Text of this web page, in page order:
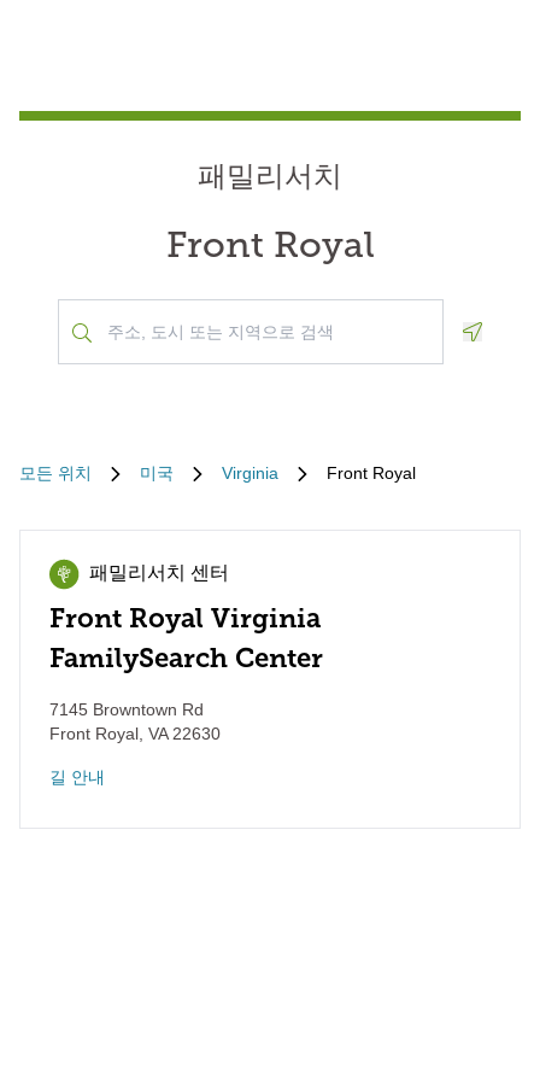
패밀리서치
Front Royal
모든 위치 미국 Virginia Front Royal
패밀리서치 센터
Front Royal Virginia
FamilySearch Center
7145 Browntown Rd
Front Royal VA22630
길 안내